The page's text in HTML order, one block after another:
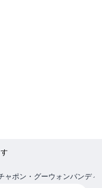
ャポン・グーウォンバンディ